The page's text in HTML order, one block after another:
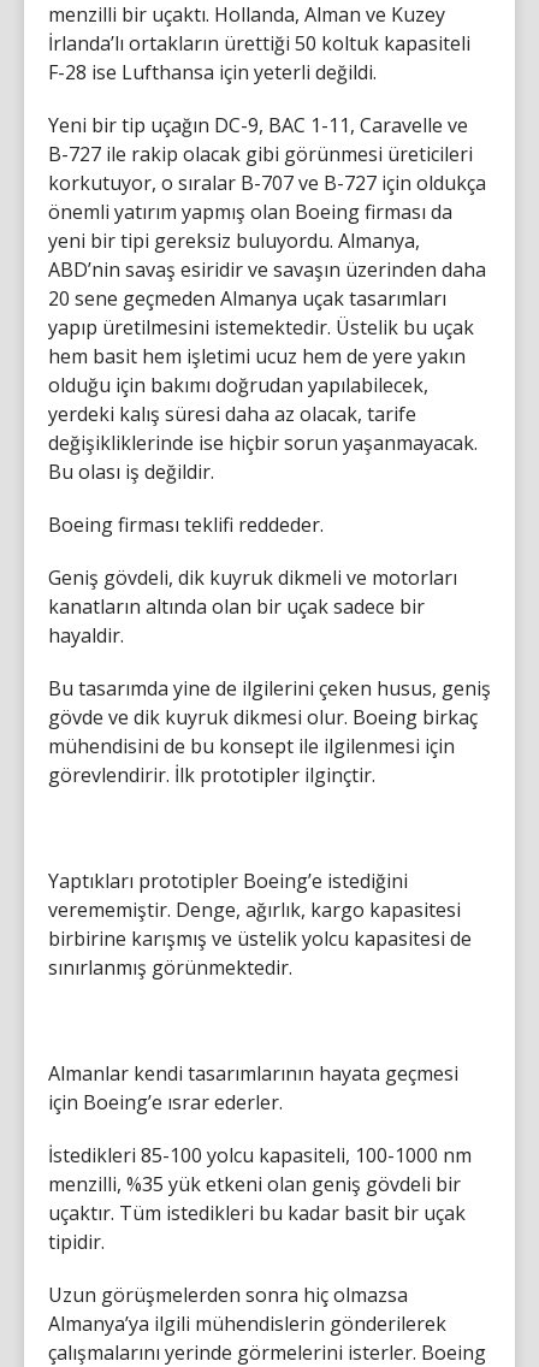
menzilli bir uçaktı. Hollanda, Alman ve Kuzey
İrlanda’lı ortakların ürettiği 50 koltuk kapasiteli
F-28 ise Lufthansa için yeterli değildi.
Yeni bir tip uçağın DC-9, BAC 1-11, Caravelle ve
B-727 ile rakip olacak gibi görünmesi üreticileri
korkutuyor, o sıralar B-707 ve B-727 için oldukça
önemli yatırım yapmış olan Boeing firması da
yeni bir tipi gereksiz buluyordu. Almanya,
ABD’nin savaş esiridir ve savaşın üzerinden daha
20 sene geçmeden Almanya uçak tasarımları
yapıp üretilmesini istemektedir. Üstelik bu uçak
hem basit hem işletimi ucuz hem de yere yakın
olduğu için bakımı doğrudan yapılabilecek,
yerdeki kalış süresi daha az olacak, tarife
değişikliklerinde ise hiçbir sorun yaşanmayacak.
Bu olası iş değildir.
Boeing firması teklifi reddeder.
Geniş gövdeli, dik kuyruk dikmeli ve motorları
kanatların altında olan bir uçak sadece bir
hayaldir.
Bu tasarımda yine de ilgilerini çeken husus, geniş
gövde ve dik kuyruk dikmesi olur. Boeing birkaç
mühendisini de bu konsept ile ilgilenmesi için
görevlendirir. İlk prototipler ilginçtir.
Yaptıkları prototipler Boeing’e istediğini
verememiştir. Denge, ağırlık, kargo kapasitesi
birbirine karışmış ve üstelik yolcu kapasitesi de
sınırlanmış görünmektedir.
Almanlar kendi tasarımlarının hayata geçmesi
için Boeing’e ısrar ederler.
İstedikleri 85-100 yolcu kapasiteli, 100-1000 nm
menzilli, %35 yük etkeni olan geniş gövdeli bir
uçaktır. Tüm istedikleri bu kadar basit bir uçak
tipidir.
Uzun görüşmelerden sonra hiç olmazsa
Almanya’ya ilgili mühendislerin gönderilerek
çalışmalarını yerinde görmelerini isterler. Boeing